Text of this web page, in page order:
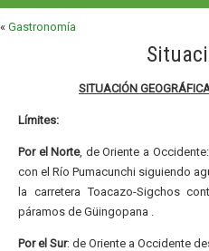
« Gastronomía
SITUACIÓN
Límites:
Por el Norte, de Oriente a
con el Río Pumacunchi siguiendo
la carretera Toacazo-Sigchos
páramos de Güingopana .
Por el Sur: de Oriente a Occidente